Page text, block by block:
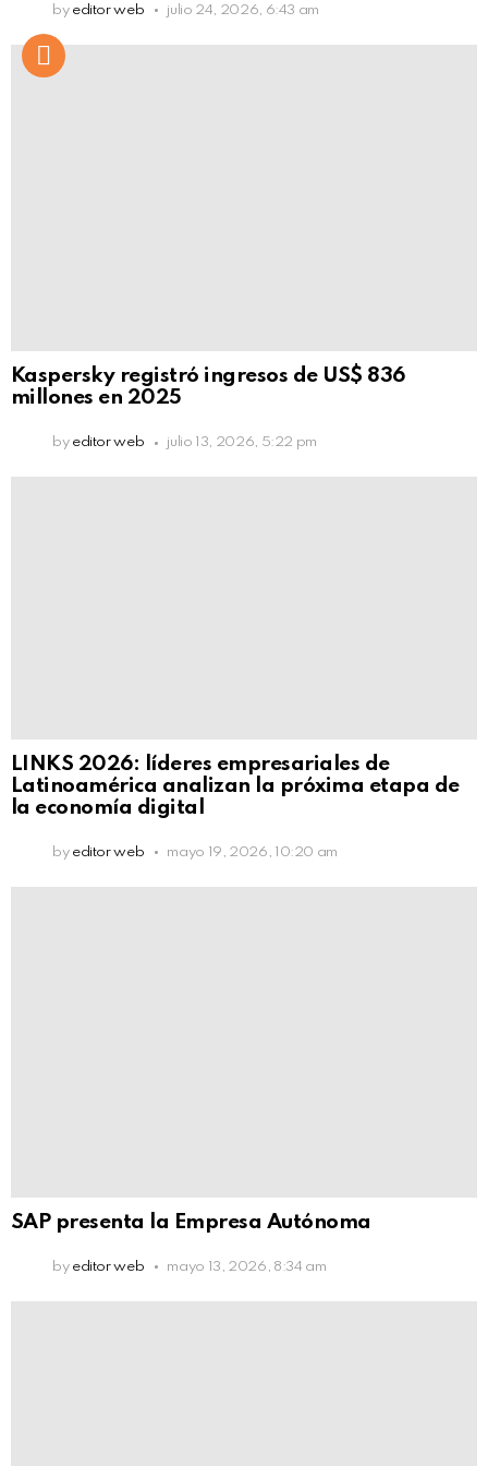
by editor web julio 24, 2026, 6:43 am
Kaspersky registró ingresos de US$ 836
millones en 2025
by editor web julio 13, 2026, 5:22 pm
LINKS 2026: líderes empresariales de
Latinoamérica analizan la próxima etapa de
la economía digital
by editor web mayo 19, 2026, 10:20 am
SAP presenta la Empresa Autónoma
by editor web mayo 13, 2026, 8:34 am